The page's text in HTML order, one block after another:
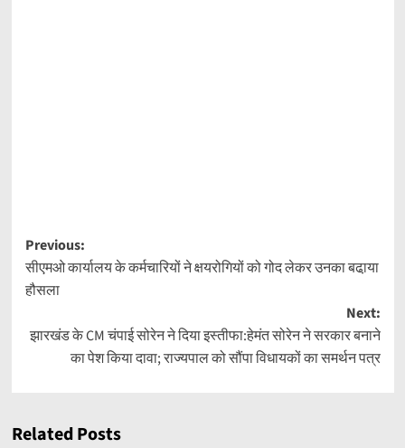
Post
navigation
Previous:
सीएमओ कार्यालय के कर्मचारियों ने क्षयरोगियों को गोद लेकर उनका बढा़या
हौसला
Next:
झारखंड के CM चंपाई सोरेन ने दिया इस्तीफा:हेमंत सोरेन ने सरकार बनाने
का पेश किया दावा; राज्यपाल को सौंपा विधायकों का समर्थन पत्र
Related Posts